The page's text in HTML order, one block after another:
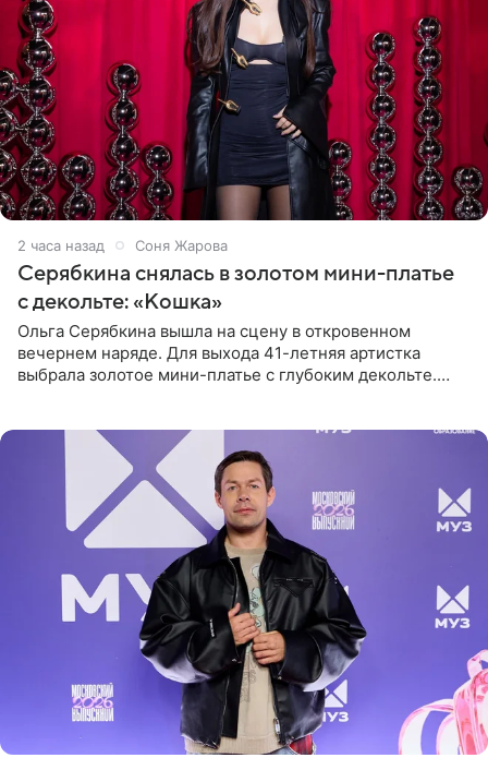
2 часа назад Соня Жарова
Серябкина снялась в золотом мини-платье
с декольте: «Кошка»
Ольга Серябкина вышла на сцену в откровенном
вечернем наряде. Для выхода 41-летняя артистка
выбрала золотое мини-платье с глубоким декольте.